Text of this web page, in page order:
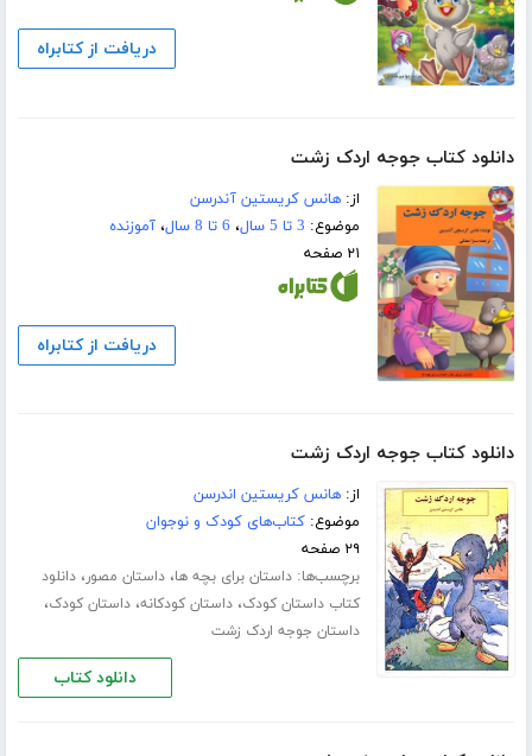
دریافت از کتابراه
دانلود کتاب جوجه اردک زشت
از:هانس کریستین آندرسن
موضوع: 3 تا 5 سال ، 6 تا 8 سال ،آموزنده
۲۱ صفحه
دریافت از کتابراه
دانلود کتاب جوجه اردک زشت
از:هانس کریستین اندرسن
موضوع:کتاب‌های کودک و نوجوان
۲۹ صفحه
برچسب‌ها:داستان برای بچه ها،داستان مصور،دانلود
کتاب داستان کودک،داستان کودکانه،داستان کودک،
داستان جوجه اردک زشت
دانلود کتاب